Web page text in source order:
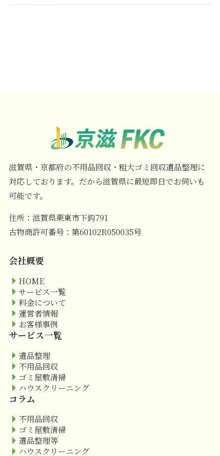
滋賀県・京都府の不用品回収・粗大ゴミ回収遺品整理に
対応しております。だから滋賀県に最短即日でお伺いも
可能です。
住所：滋賀県栗東市下鈎791
古物商許可番号：第60102R050035号
会社概要
HOME
サービス一覧
料金について
運営者情報
お客様事例
サービス一覧
遺品整理
不用品回収
ゴミ屋敷清掃
ハウスクリーニング
コラム
不用品回収
ゴミ屋敷清掃
遺品整理等
ハウスクリーニング